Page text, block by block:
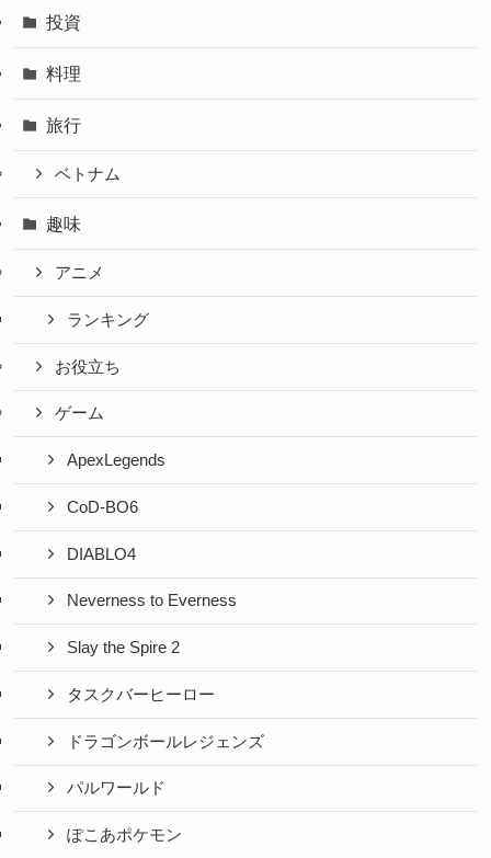
投資
料理
旅行
ベトナム
趣味
アニメ
ランキング
お役立ち
ゲーム
ApexLegends
CoD-BO6
DIABLO4
Neverness to Everness
Slay the Spire 2
タスクバーヒーロー
ドラゴンボールレジェンズ
パルワールド
ぽこあポケモン